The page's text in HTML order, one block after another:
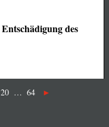
Entschädigung des
20 … 64